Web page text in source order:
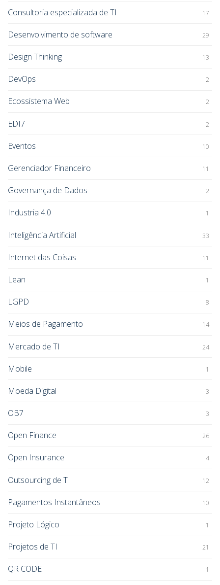
Consultoria especializada de TI 17
Desenvolvimento de software 29
Design Thinking 13
DevOps 2
Ecossistema Web 2
EDI7 2
Eventos 10
Gerenciador Financeiro 11
Governança de Dados 2
Industria 4.0 1
Inteligência Artificial 33
Internet das Coisas 11
Lean 1
LGPD 8
Meios de Pagamento 14
Mercado de TI 24
Mobile 1
Moeda Digital 3
OB7 3
Open Finance 26
Open Insurance 4
Outsourcing de TI 12
Pagamentos Instantâneos 10
Projeto Lógico 1
Projetos de TI 21
QR CODE 1